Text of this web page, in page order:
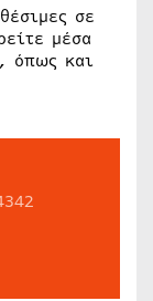
σε
μέσα
όπως και